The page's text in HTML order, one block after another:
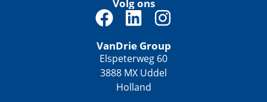
Volg ons
F
a
c
e
L
n
k
e
I
s
t
VanDrie Group
Elspeterweg 60
3888 MX Uddel
Holland